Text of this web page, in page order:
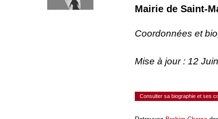
Mairie de Saint-
Coordonnées et
Mise à jour : 12
Consulter sa biographie et ses